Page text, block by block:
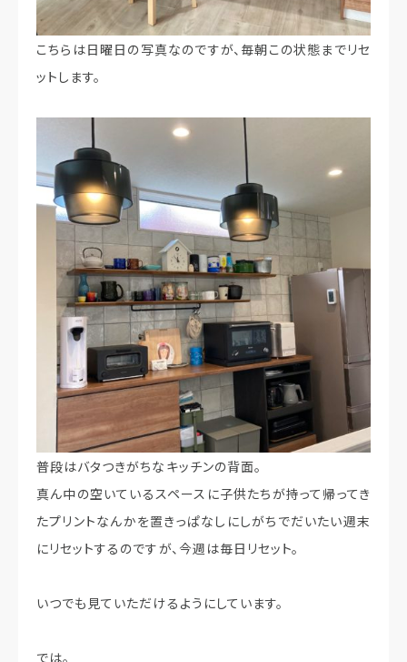
こちらは日曜日の写真なのですが、毎朝この状態までリセ
ットします。
普段はバタつきがちなキッチンの背面。
真ん中の空いているスペースに子供たちが持って帰ってき
たプリントなんかを置きっぱなしにしがちでだいたい週末
にリセットするのですが、今週は毎日リセット。
いつでも見ていただけるようにしています。
では。